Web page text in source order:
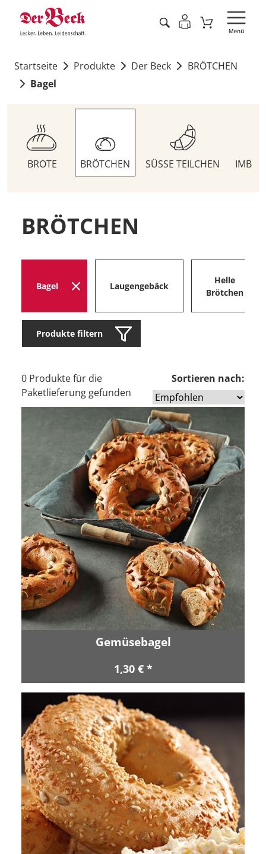
Startseite Produkte Der Beck
BRÖTCHEN
Bagel
BROTE BRÖTCHEN SÜSSE TEILCHEN
BRÖTCHEN
Bagel Laugengebäck
Helle
Brötchen
Produkte filtern
0 Produkte für die
Paketlieferung gefunden
Sortieren nach:
Gemüsebagel
1,30 € *